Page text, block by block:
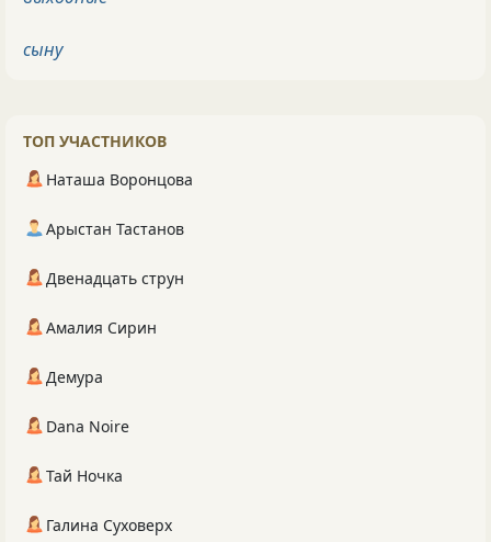
сыну
ТОП УЧАСТНИКОВ
Наташа Воронцова
Арыстан Тастанов
Двенадцать струн
Амалия Сирин
Демура
Dana Noire
Тай Ночка
Галина Суховерх